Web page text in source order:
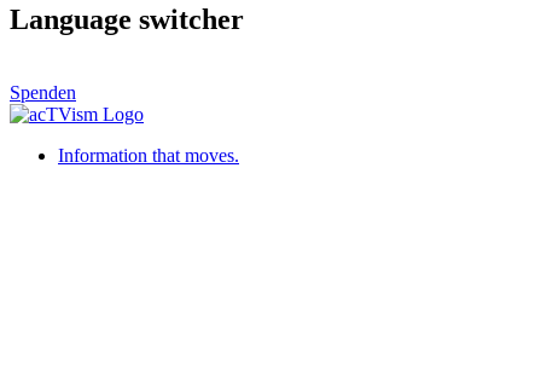
Language switcher
Spenden
Information that moves.